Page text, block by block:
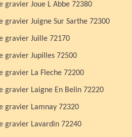
gravier Joue L Abbe 72380
gravier Juigne Sur Sarthe 72300
gravier Juille 72170
gravier Jupilles 72500
gravier La Fleche 72200
gravier Laigne En Belin 72220
gravier Lamnay 72320
gravier Lavardin 72240